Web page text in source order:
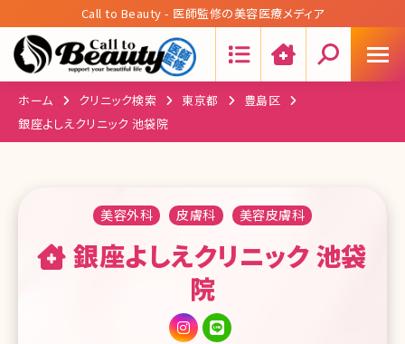
Call to Beauty - 医師監修の美容医療メディア
ホーム クリニック検索 東京都
豊島区
銀座よしえクリニック 池袋院
美容外科 皮膚科 美容皮膚科
銀座よしえクリニック 池袋
院